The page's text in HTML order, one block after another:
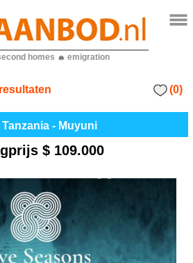
homes emigration
(0)
Tanzania - Muyuni
$ 109.000